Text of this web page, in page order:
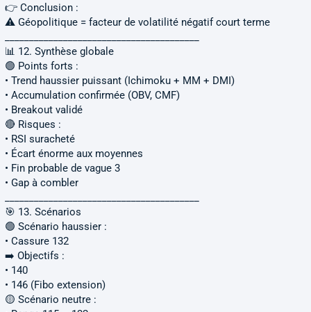
👉 Conclusion :
⚠️ Géopolitique = facteur de volatilité négatif court terme
📊 12. Synthèse globale
🟢 Points forts :
• Trend haussier puissant (Ichimoku + MM + DMI)
• Accumulation confirmée (OBV, CMF)
• Breakout validé
🔴 Risques :
• RSI suracheté
• Écart énorme aux moyennes
• Fin probable de vague 3
• Gap à combler
🎯 13. Scénarios
🟢 Scénario haussier :
• Cassure 132
➡️ Objectifs :
• 140
• 146 (Fibo extension)
🟡 Scénario neutre :